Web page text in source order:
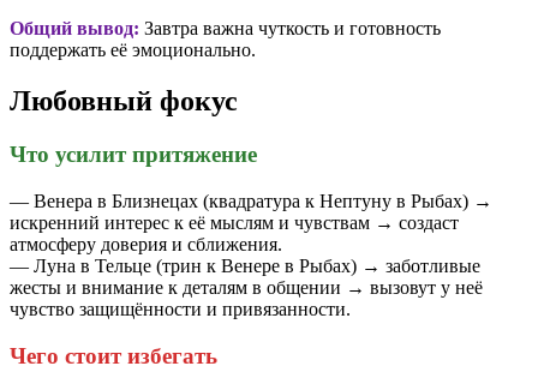
Общий вывод: Завтра важна чуткость и готовность
поддержать её эмоционально.
Любовный фокус
Что усилит притяжение
— Венера в Близнецах (квадратура к Нептуну в Рыбах) →
искренний интерес к её мыслям и чувствам → создаст
атмосферу доверия и сближения.
— Луна в Тельце (трин к Венере в Рыбах) → заботливые
жесты и внимание к деталям в общении → вызовут у неё
чувство защищённости и привязанности.
Чего стоит избегать